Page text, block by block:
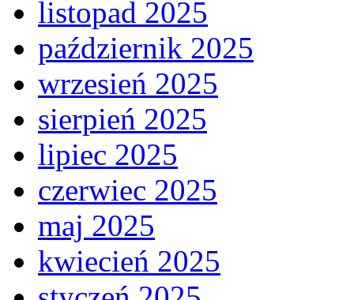
listopad 2025
październik 2025
wrzesień 2025
sierpień 2025
lipiec 2025
czerwiec 2025
maj 2025
kwiecień 2025